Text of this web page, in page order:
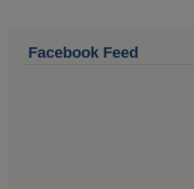
Facebook Feed